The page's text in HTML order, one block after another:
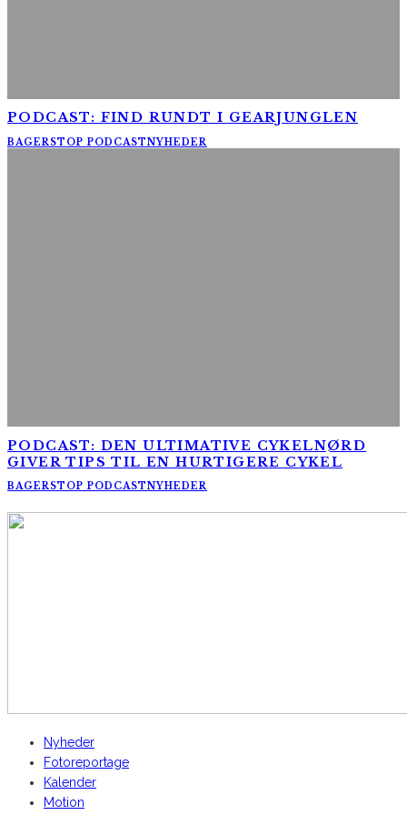
PODCAST: FIND RUNDT I GEARJUNGLEN
BAGERSTOP PODCASTNYHEDER
PODCAST: DEN ULTIMATIVE CYKELNØRD
GIVER TIPS TIL EN HURTIGERE CYKEL
BAGERSTOP PODCASTNYHEDER
Nyheder
Fotoreportage
Kalender
Motion